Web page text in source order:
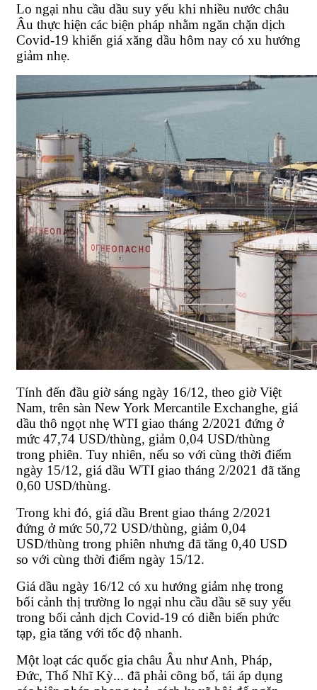
Lo ngại nhu cầu dầu suy yếu khi nhiều nước châu
Âu thực hiện các biện pháp nhằm ngăn chặn dịch
Covid-19 khiến giá xăng dầu hôm nay có xu hướng
giảm nhẹ.
Tính đến đầu giờ sáng ngày 16/12, theo giờ Việt
Nam, trên sàn New York Mercantile Exchanghe, giá
dầu thô ngọt nhẹ WTI giao tháng 2/2021 đứng ở
mức 47,74 USD/thùng, giảm 0,04 USD/thùng
trong phiên. Tuy nhiên, nếu so với cùng thời điểm
ngày 15/12, giá dầu WTI giao tháng 2/2021 đã tăng
0,60 USD/thùng.
Trong khi đó, giá dầu Brent giao tháng 2/2021
đứng ở mức 50,72 USD/thùng, giảm 0,04
USD/thùng trong phiên nhưng đã tăng 0,40 USD
so với cùng thời điểm ngày 15/12.
Giá dầu ngày 16/12 có xu hướng giảm nhẹ trong
bối cảnh thị trường lo ngại nhu cầu dầu sẽ suy yếu
trong bối cảnh dịch Covid-19 có diễn biến phức
tạp, gia tăng với tốc độ nhanh.
Một loạt các quốc gia châu Âu như Anh, Pháp,
Đức, Thổ Nhĩ Kỳ... đã phải công bố, tái áp dụng